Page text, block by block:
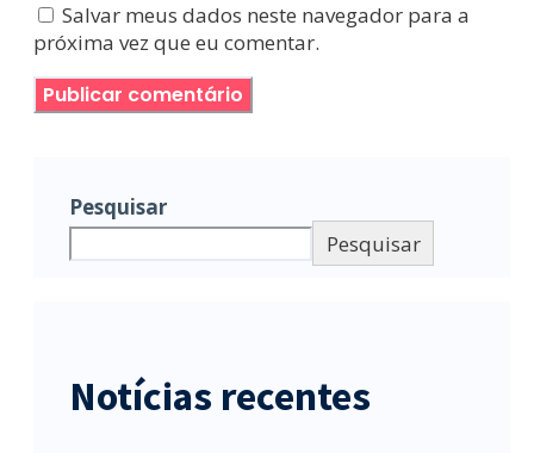
Salvar meus dados neste navegador para a
próxima vez que eu comentar.
Pesquisar
Pesquisar
Notícias recentes